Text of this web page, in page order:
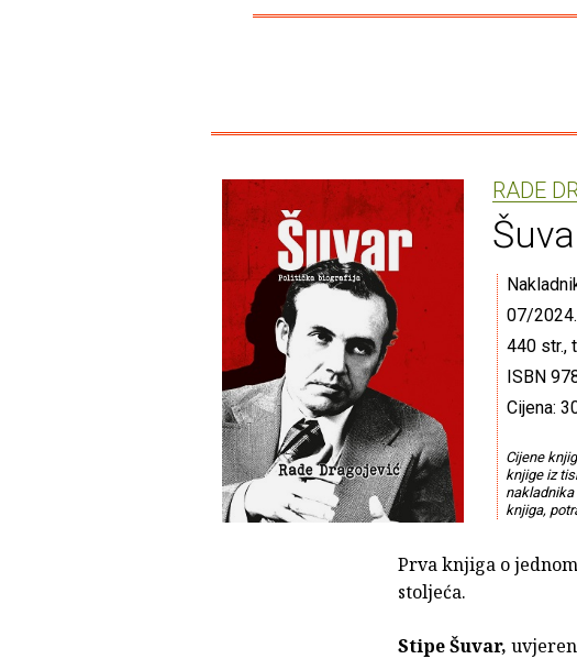
RADE
07/2024.
440 str.,
ISBN
Cijena:
Cijene
knjige iz
nakladnika
knjiga,
Prva knjiga o
stoljeća.
Stipe Šuvar,